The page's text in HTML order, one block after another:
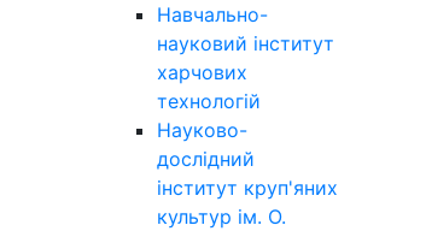
Навчально-
науковий інститут
харчових
технологій
Науково-
дослідний
інститут круп'яних
культур ім. О.